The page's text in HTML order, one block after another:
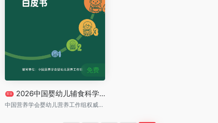
免费
置顶 2026中国婴幼儿辅食科学分阶喂养白皮书 PDF
中国营养学会婴幼儿营养工作组权威发布